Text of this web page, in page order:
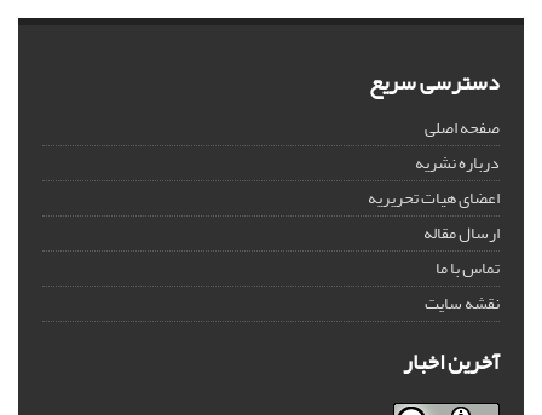
دسترسی سریع
صفحه اصلی
درباره نشریه
اعضای هیات تحریریه
ارسال مقاله
تماس با ما
نقشه سایت
آخرین اخبار